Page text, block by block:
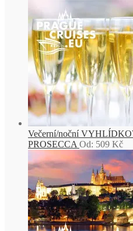
Večerní/noční
PROSECCA Od: 509 Kč